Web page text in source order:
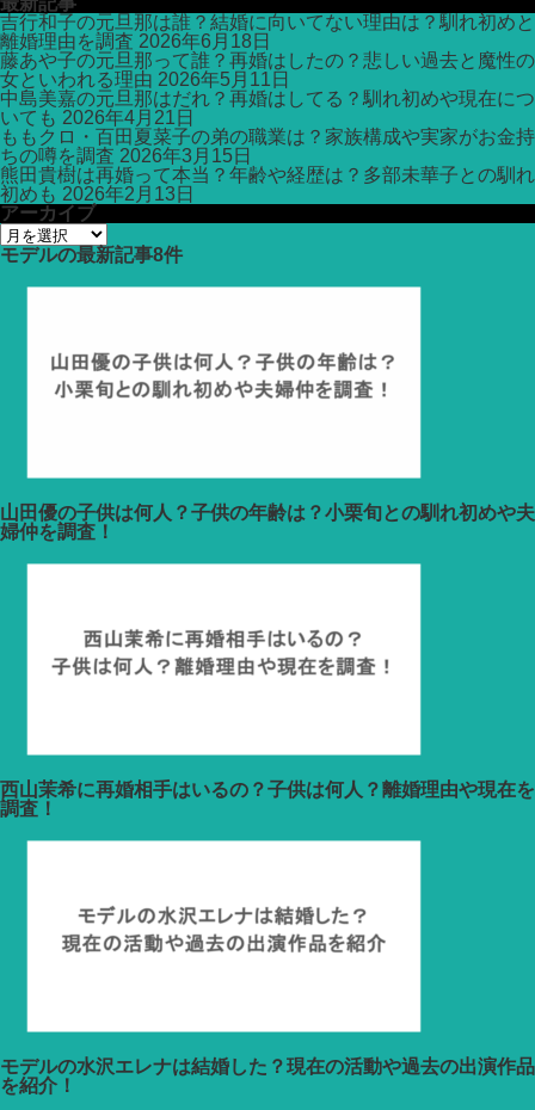
吉行和子の元旦那は誰？結婚に向いてない理由は？馴れ初めと
離婚理由を調査 2026年6月18日
藤あや子の元旦那って誰？再婚はしたの？悲しい過去と魔性の
女といわれる理由 2026年5月11日
中島美嘉の元旦那はだれ？再婚はしてる？馴れ初めや現在につ
いても 2026年4月21日
ももクロ・百田夏菜子の弟の職業は？家族構成や実家がお金持
ちの噂を調査 2026年3月15日
熊田貴樹は再婚って本当？年齢や経歴は？多部未華子との馴れ
初めも 2026年2月13日
アーカイブ
ア
ー
カ
モデルの最新記事8件
山田優の子供は何人？子供の年齢は？小栗旬との馴れ初めや夫
婦仲を調査！
西山茉希に再婚相手はいるの？子供は何人？離婚理由や現在を
調査！
モデルの水沢エレナは結婚した？現在の活動や過去の出演作品
を紹介！